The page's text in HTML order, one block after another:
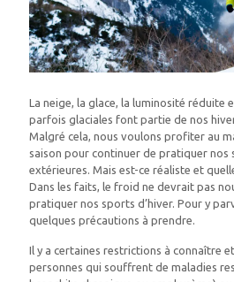
La neige, la glace, la luminosité réduite
parfois glaciales font partie de nos
Malgré cela, nous voulons profiter au
saison pour continuer de pratiquer nos
extérieures. Mais est-ce réaliste et
Dans les faits, le froid ne devrait pas
pratiquer nos sports d’hiver. Pour y
quelques précautions à prendre.
Il y a certaines restrictions à connaître
personnes qui souffrent de maladies